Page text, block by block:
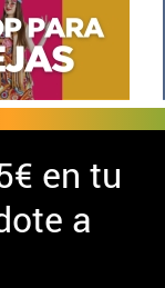
en tu
a